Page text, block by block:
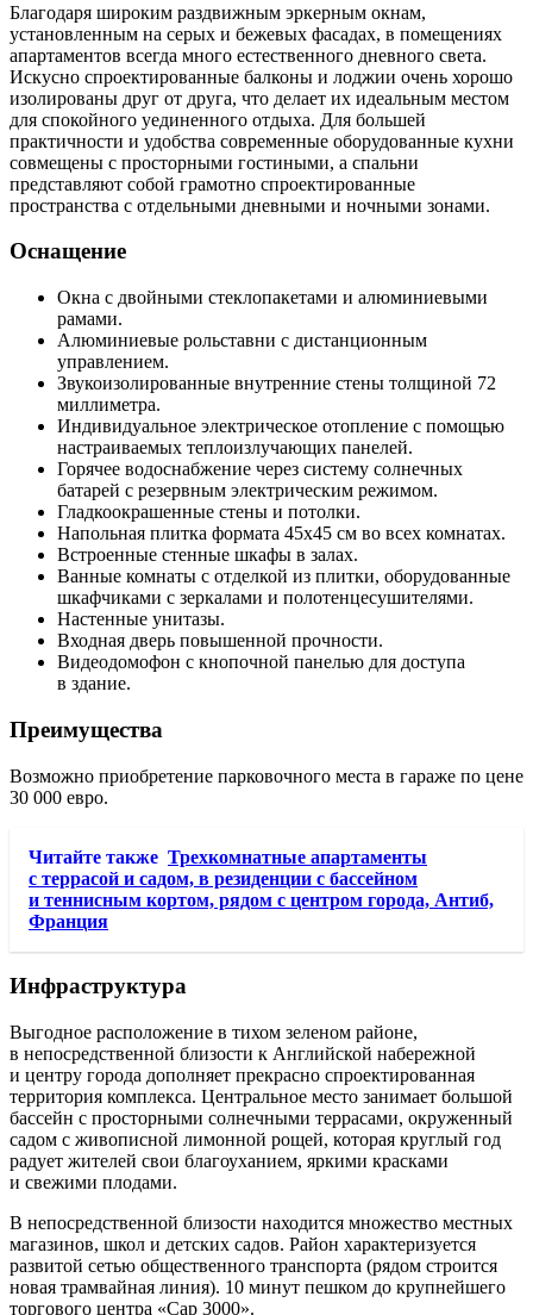
Благодаря широким раздвижным эркерным окнам,
установленным на серых и бежевых фасадах, в помещениях
апартаментов всегда много естественного дневного света.
Искусно спроектированные балконы и лоджии очень хорошо
изолированы друг от друга, что делает их идеальным местом
для спокойного уединенного отдыха. Для большей
практичности и удобства современные оборудованные кухни
совмещены с просторными гостиными, а спальни
представляют собой грамотно спроектированные
пространства с отдельными дневными и ночными зонами.
Оснащение
Окна с двойными стеклопакетами и алюминиевыми
рамами.
Алюминиевые рольставни с дистанционным
управлением.
Звукоизолированные внутренние стены толщиной 72
миллиметра.
Индивидуальное электрическое отопление с помощью
настраиваемых теплоизлучающих панелей.
Горячее водоснабжение через систему солнечных
батарей с резервным электрическим режимом.
Гладкоокрашенные стены и потолки.
Напольная плитка формата 45х45 см во всех комнатах.
Встроенные стенные шкафы в залах.
Ванные комнаты с отделкой из плитки, оборудованные
шкафчиками с зеркалами и полотенцесушителями.
Настенные унитазы.
Входная дверь повышенной прочности.
Видеодомофон с кнопочной панелью для доступа
в здание.
Преимущества
Возможно приобретение парковочного места в гараже по цене
30 000 евро.
Читайте также Трехкомнатные апартаменты
с террасой и садом, в резиденции с бассейном
и теннисным кортом, рядом с центром города, Антиб,
Франция
Инфраструктура
Выгодное расположение в тихом зеленом районе,
в непосредственной близости к Английской набережной
и центру города дополняет прекрасно спроектированная
территория комплекса. Центральное место занимает большой
бассейн с просторными солнечными террасами, окруженный
садом с живописной лимонной рощей, которая круглый год
радует жителей свои благоуханием, яркими красками
и свежими плодами.
В непосредственной близости находится множество местных
магазинов, школ и детских садов. Район характеризуется
развитой сетью общественного транспорта (рядом строится
новая трамвайная линия). 10 минут пешком до крупнейшего
торгового центра «Cap 3000».